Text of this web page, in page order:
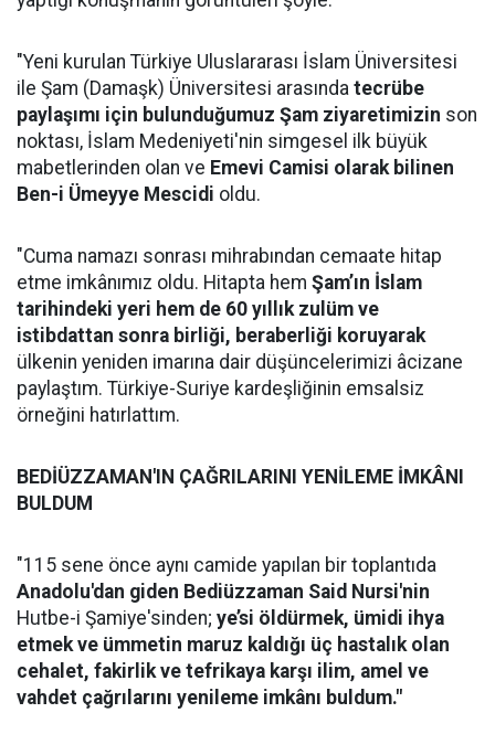
"Yeni kurulan Türkiye Uluslararası İslam Üniversitesi
ile Şam (Damaşk) Üniversitesi arasında tecrübe
paylaşımı için bulunduğumuz Şam ziyaretimizin son
noktası, İslam Medeniyeti'nin simgesel ilk büyük
mabetlerinden olan ve Emevi Camisi olarak bilinen
Ben-i Ümeyye Mescidi oldu.
"Cuma namazı sonrası mihrabından cemaate hitap
etme imkânımız oldu. Hitapta hem Şam’ın İslam
tarihindeki yeri hem de 60 yıllık zulüm ve
istibdattan sonra birliği, beraberliği koruyarak
ülkenin yeniden imarına dair düşüncelerimizi âcizane
paylaştım. Türkiye-Suriye kardeşliğinin emsalsiz
örneğini hatırlattım.
BEDİÜZZAMAN'IN ÇAĞRILARINI YENİLEME İMKÂNI
BULDUM
"115 sene önce aynı camide yapılan bir toplantıda
Anadolu'dan giden Bediüzzaman Said Nursi'nin
Hutbe-i Şamiye'sinden; ye’si öldürmek, ümidi ihya
etmek ve ümmetin maruz kaldığı üç hastalık olan
cehalet, fakirlik ve tefrikaya karşı ilim, amel ve
vahdet çağrılarını yenileme imkânı buldum."